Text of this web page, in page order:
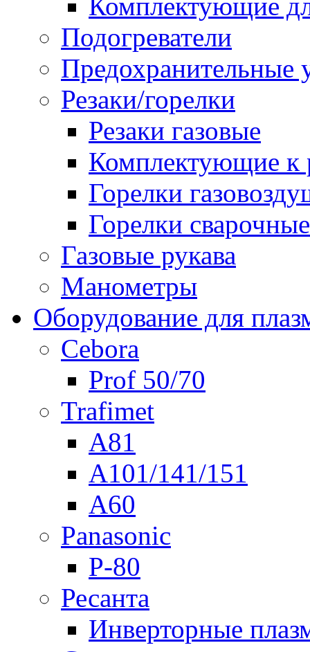
Комплектующие
Подогреватели
Предохранительные
Резаки/горелки
Резаки газовые
Комплектующие к
Горелки
Горелки сварочные
Газовые рукава
Манометры
Оборудование для
Cebora
Prof 50/70
Trafimet
A81
A101/141/151
A60
Panasonic
P-80
Ресанта
Инверторные